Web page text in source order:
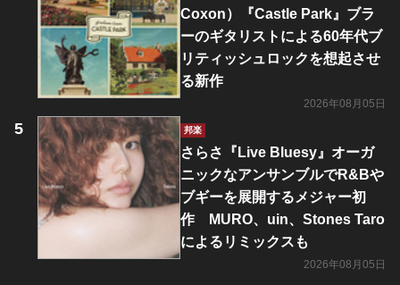
Coxon）『Castle Park』ブラ
ーのギタリストによる60年代ブ
リティッシュロックを想起させ
る新作
2026年08月05日
邦楽
さらさ『Live Bluesy』オーガ
ニックなアンサンブルでR&Bや
ブギーを展開するメジャー初
作 MURO、uin、Stones Taro
によるリミックスも
2026年08月05日